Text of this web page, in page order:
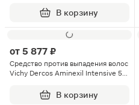
В корзину
от 5 877 ₽
Средство против выпадения волос
Vichy Dercos Aminexil Intensive 5
В корзину